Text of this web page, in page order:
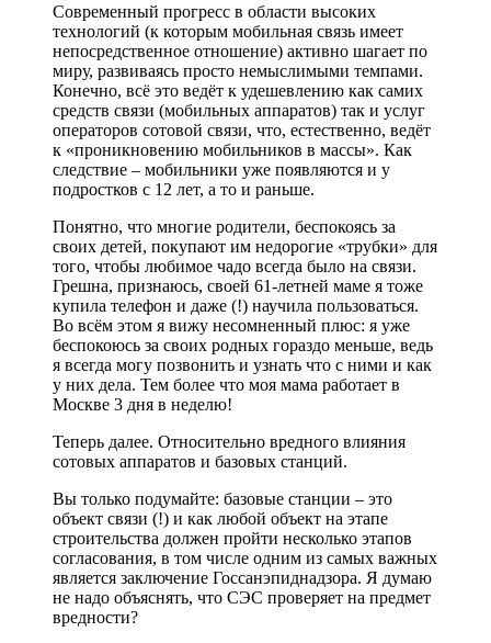
Современный прогресс в области высоких
технологий (к которым мобильная связь имеет
непосредственное отношение) активно шагает по
миру, развиваясь просто немыслимыми темпами.
Конечно, всё это ведёт к удешевлению как самих
средств связи (мобильных аппаратов) так и услуг
операторов сотовой связи, что, естественно, ведёт
к «проникновению мобильников в массы». Как
следствие – мобильники уже появляются и у
подростков с 12 лет, а то и раньше.
Понятно, что многие родители, беспокоясь за
своих детей, покупают им недорогие «трубки» для
того, чтобы любимое чадо всегда было на связи.
Грешна, признаюсь, своей 61-летней маме я тоже
купила телефон и даже (!) научила пользоваться.
Во всём этом я вижу несомненный плюс: я уже
беспокоюсь за своих родных гораздо меньше, ведь
я всегда могу позвонить и узнать что с ними и как
у них дела. Тем более что моя мама работает в
Москве 3 дня в неделю!
Теперь далее. Относительно вредного влияния
сотовых аппаратов и базовых станций.
Вы только подумайте: базовые станции – это
объект связи (!) и как любой объект на этапе
строительства должен пройти несколько этапов
согласования, в том числе одним из самых важных
является заключение Госсанэпиднадзора. Я думаю
не надо объяснять, что СЭС проверяет на предмет
вредности?